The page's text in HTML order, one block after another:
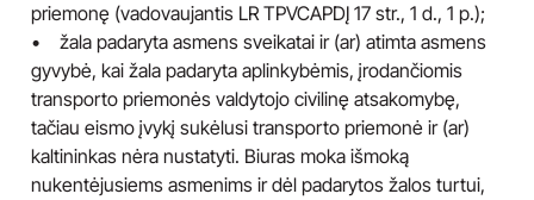
priemonę (vadovaujantis LR TPVCAPDĮ 17 str., 1 d., 1 p.);
• žala padaryta asmens sveikatai ir (ar) atimta asmens
gyvybė, kai žala padaryta aplinkybėmis, įrodančiomis
transporto priemonės valdytojo civilinę atsakomybę,
tačiau eismo įvykį sukėlusi transporto priemonė ir (ar)
kaltininkas nėra nustatyti. Biuras moka išmoką
nukentėjusiems asmenims ir dėl padarytos žalos turtui,